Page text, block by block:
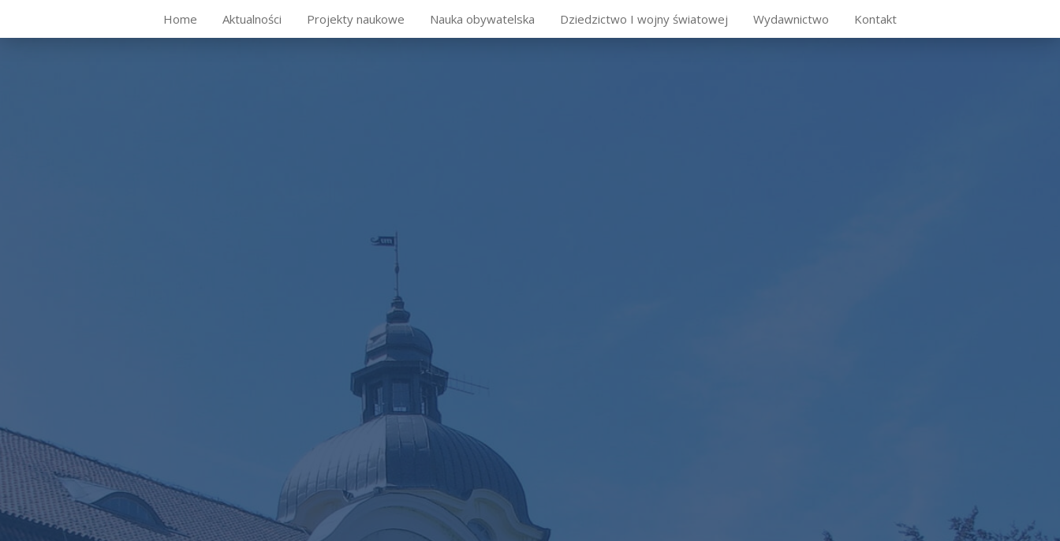
Home Aktualności Projekty naukowe Nauka obywatelska Dziedzictwo I wojny światowej Wydawnictwo Kontakt